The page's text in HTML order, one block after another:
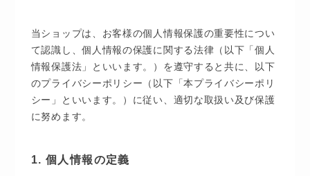
当ショップは、お客様の個人情報保護の重要性につい
て認識し、個人情報の保護に関する法律（以下「個人
情報保護法」といいます。）を遵守すると共に、以下
のプライバシーポリシー（以下「本プライバシーポリ
シー」といいます。）に従い、適切な取扱い及び保護
に努めます。
1. 個人情報の定義